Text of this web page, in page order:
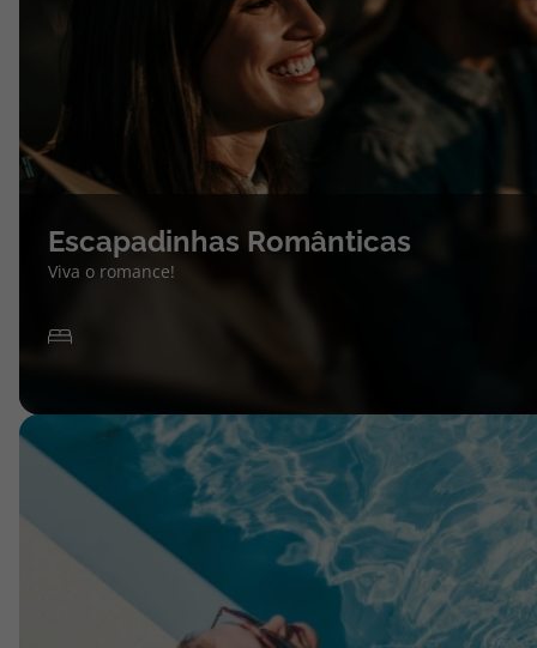
Escapadinhas Românticas
Viva o romance!